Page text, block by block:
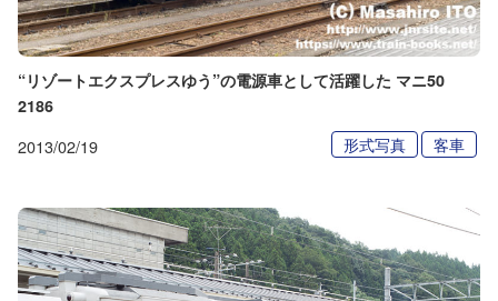
“リゾートエクスプレスゆう”の電源車として活躍した マニ50
2186
2013/02/19 形式写真 客車